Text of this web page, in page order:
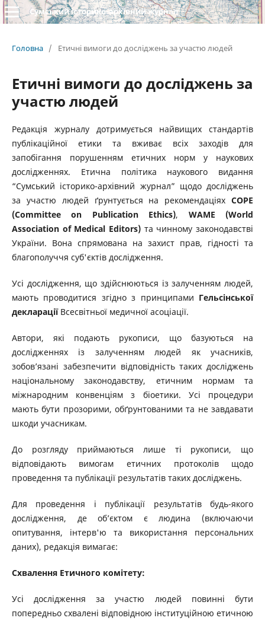
Сумський історико-архівний журнал
Головна / Етичні вимоги до досліджень за участю людей
Етичні вимоги до досліджень за
участю людей
Редакція журналу дотримується найвищих стандартів
публікаційної етики та вживає всіх заходів для
запобігання порушенням етичних норм у наукових
дослідженнях. Етична політика наукового видання
“Сумський історико-архівний журнал” щодо досліджень
за участю людей ґрунтується на рекомендаціяхCOPE
(Committee on Publication Ethics), WAME (World
Association of Medical Editors) та чинному законодавстві
України. Вона спрямована на захист прав, гідності та
благополуччя суб'єктів дослідження.
Усі дослідження, що здійснюються із залученням людей,
мають проводитися згідно з принципами Гельсінської
деклараціїВсесвітньої медичної асоціації.
Автори, які подають рукописи, що базуються на
дослідженнях із залученням людей як учасників,
зобов’язані забезпечити відповідність таких досліджень
національному законодавству, етичним нормам та
міжнародним конвенціям з біоетики. Усі процедури
мають бути прозорими, обґрунтованими та не завдавати
шкоди учасникам.
До розгляду приймаються лише ті рукописи, що
відповідають вимогам етичних протоколів щодо
проведення та публікації результатів таких досліджень.
Для проведення і публікації результатів будь-якого
дослідження, де об’єктом є людина (включаючи
опитування, інтерв'ю та використання персональних
даних), редакція вимагає:
Схвалення Етичного комітету:
Усі дослідження за участю людей повинні бути
попередньо схвалені відповідною інституційною етичною